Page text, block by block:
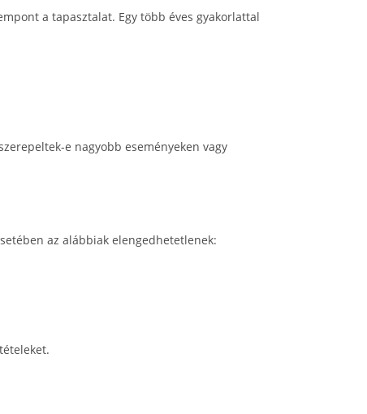
a tapasztalat. Egy több éves gyakorlattal
e nagyobb eseményeken vagy
az alábbiak elengedhetetlenek: